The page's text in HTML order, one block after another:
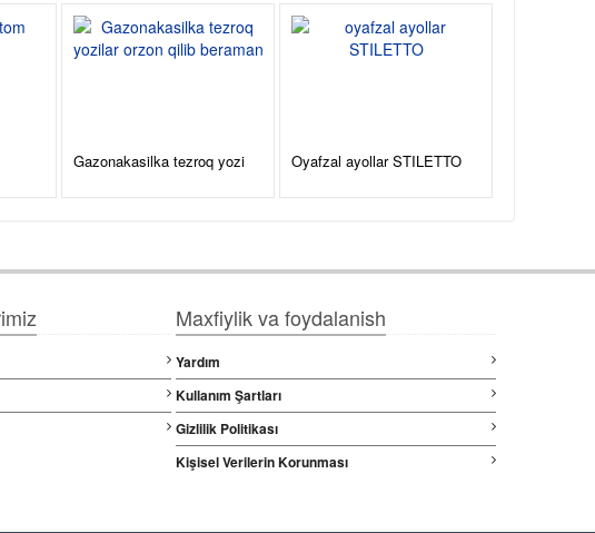
Gazonakasilka tezroq yozi Oyafzal ayollar STILETTO
Maxfiylik va foydalanish
Yardım
Kullanım Şartları
Gizlilik Politikası
Kişisel Verilerin Korunması